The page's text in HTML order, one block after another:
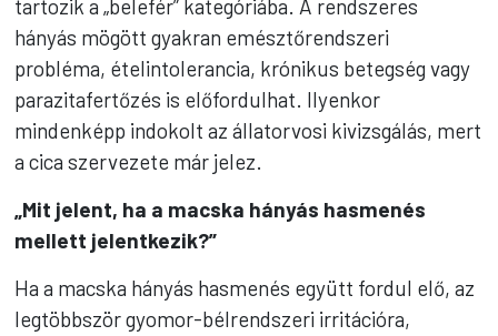
tartozik a „belefér” kategóriába. A rendszeres
hányás mögött gyakran emésztőrendszeri
probléma, ételintolerancia, krónikus betegség vagy
parazitafertőzés is előfordulhat. Ilyenkor
mindenképp indokolt az állatorvosi kivizsgálás, mert
a cica szervezete már jelez.
„Mit jelent, ha a macska hányás hasmenés
mellett jelentkezik?”
Ha a macska hányás hasmenés együtt fordul elő, az
legtöbbször gyomor-bélrendszeri irritációra,